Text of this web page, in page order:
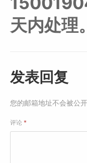
天内处理。
发表回复
您的邮箱地址不会被公开
评论 *